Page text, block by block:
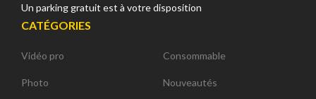
Un parking gratuit est à votre disposition
CATÉGORIES
Vidéo pro
Photo
Consommable
Nouveautés